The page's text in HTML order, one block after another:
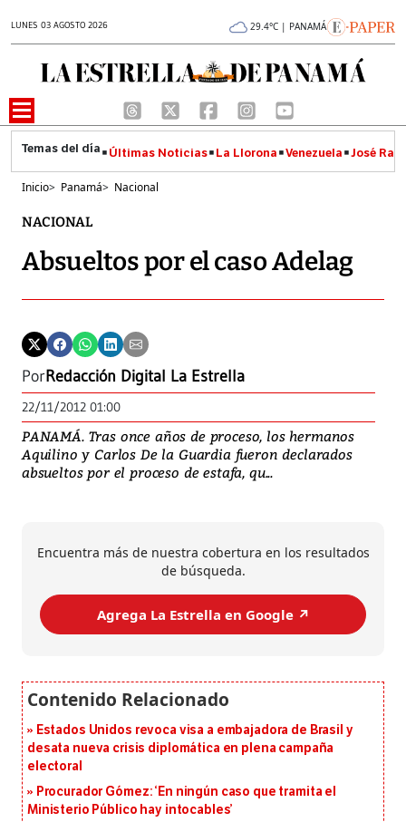
LUNES 03 AGOSTO 2026 29.4°C | PANAMÁ
Últimas Noticias La Llorona Venezuela José
Inicio> Panamá> Nacional
NACIONAL
Absueltos por el caso Adelag
PorRedacción Digital La Estrella
22/11/2012 01:00
PANAMÁ. Tras once años de proceso, los hermanos
Aquilino y Carlos De la Guardia fueron declarados
absueltos por el proceso de estafa, qu...
Encuentra más de nuestra cobertura en los resultados
de búsqueda.
Agrega La Estrella en Google ↗️
Estados Unidos revoca visa a embajadora de Brasil y
desata nueva crisis diplomática en plena campaña
electoral
Procurador Gómez: ‘En ningún caso que tramita el
Ministerio Público hay intocables’